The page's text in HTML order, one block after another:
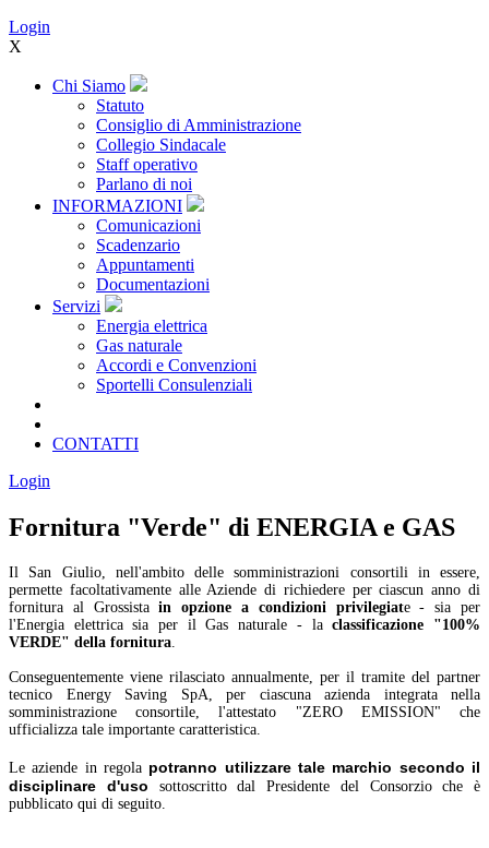
Login
X
Chi Siamo
Statuto
Consiglio di Amministrazione
Collegio Sindacale
Staff operativo
Parlano di noi
INFORMAZIONI
Comunicazioni
Scadenzario
Appuntamenti
Documentazioni
Servizi
Energia elettrica
Gas naturale
Accordi e Convenzioni
Sportelli Consulenziali
CONTATTI
Login
Fornitura "Verde" di ENERGIA e GAS
Il San Giulio, nell'ambito delle somministrazioni consortili in essere,
permette facoltativamente alle Aziende di richiedere per ciascun anno di
fornitura al Grossistain opzione a condizioni privilegiate - sia per
l'Energia elettrica sia per il Gas naturale - laclassificazione "100%
VERDE" della fornitura
Conseguentemente viene rilasciato annualmente, per il tramite del partner
tecnico Energy Saving SpA, per ciascuna azienda integrata nella
somministrazione consortile, l'attestato "ZERO EMISSION" che
ufficializza tale importante caratteristica.
Le aziende in regola potranno utilizzare tale marchio secondo il
disciplinare d'uso sottoscritto dal Presidente del Consorzio che è
pubblicato qui di seguito.